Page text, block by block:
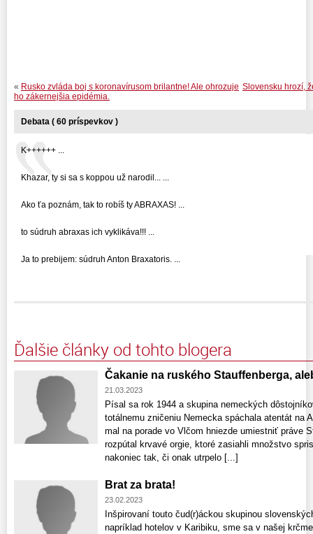
Slovensku hrozí,
« Rusko zvláda boj s koronavírusom brilantne! Ale ohrozuje
ho zákernejšia epidémia.
Debata ( 60 príspevkov )
K++++++ ...
Khazar, ty si sa s koppou už narodil... ...
Ako ťa poznám, tak to robíš ty ABRAXAS! ...
to súdruh abraxas ich vyklikáva!!! ...
Ja to prebijem: súdruh Anton Braxatoris. ...
Ďalšie články od tohto blogera
Čakanie na ruského Stauffenberga,
21.03.2023
Písal sa rok 1944 a skupina nemeckých
totálnemu zničeniu Nemecka spáchala atentát na
mal na porade vo Vlčom hniezde umiestniť práve
rozpútal krvavé orgie, ktoré zasiahli množstvo
nakoniec tak, či onak utrpelo [...]
Brat za brata!
23.02.2023
Inšpirovaní touto čud(r)áckou skupinou
napríklad hotelov v Karibiku, sme sa v našej